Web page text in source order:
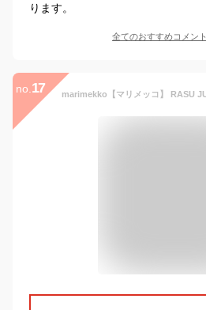
ります。
全てのおすすめコメント
no. 17